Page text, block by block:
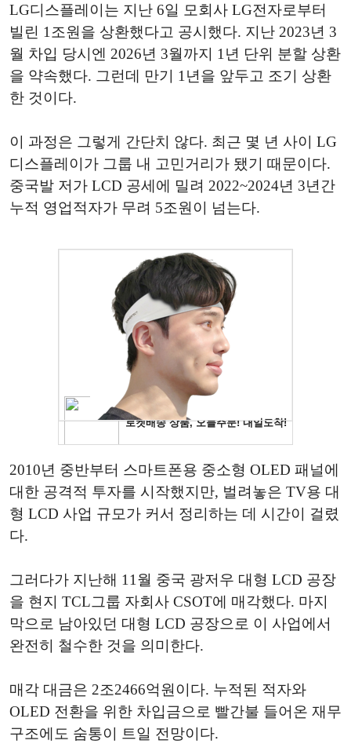
LG디스플레이는 지난 6일 모회사 LG전자로부터
빌린 1조원을 상환했다고 공시했다. 지난 2023년 3
월 차입 당시엔 2026년 3월까지 1년 단위 분할 상환
을 약속했다. 그런데 만기 1년을 앞두고 조기 상환
한 것이다.
이 과정은 그렇게 간단치 않다. 최근 몇 년 사이 LG
디스플레이가 그룹 내 고민거리가 됐기 때문이다.
중국발 저가 LCD 공세에 밀려 2022~2024년 3년간
누적 영업적자가 무려 5조원이 넘는다.
2010년 중반부터 스마트폰용 중소형 OLED 패널에
대한 공격적 투자를 시작했지만, 벌려놓은 TV용 대
형 LCD 사업 규모가 커서 정리하는 데 시간이 걸렸
다.
그러다가 지난해 11월 중국 광저우 대형 LCD 공장
을 현지 TCL그룹 자회사 CSOT에 매각했다. 마지
막으로 남아있던 대형 LCD 공장으로 이 사업에서
완전히 철수한 것을 의미한다.
매각 대금은 2조2466억원이다. 누적된 적자와
OLED 전환을 위한 차입금으로 빨간불 들어온 재무
구조에도 숨통이 트일 전망이다.